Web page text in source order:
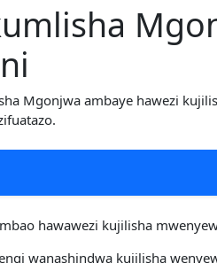
Mgonjwa ambaye hawezi
hawawezi kujilisha
wanashindwa kujilisha